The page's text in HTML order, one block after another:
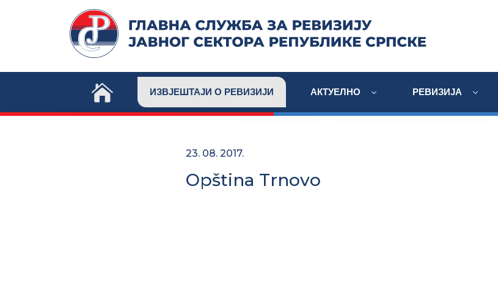
ИЗВЈЕШТАЈИ О РЕВИЗИЈИ АКТУЕЛНО РЕВИЗИЈА
23. 08. 2017.
Opština Trnovo